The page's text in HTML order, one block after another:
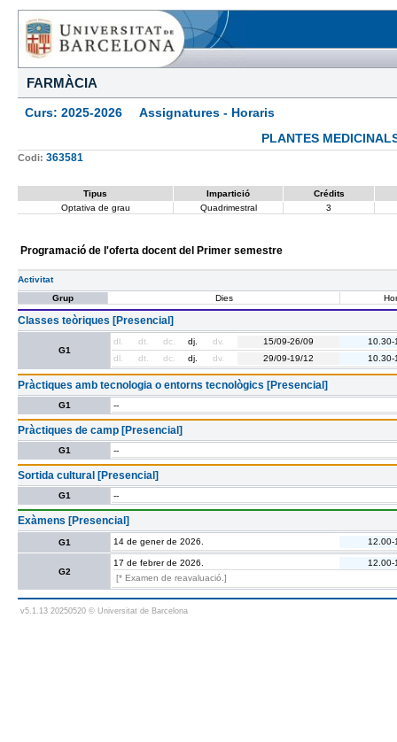
FARMÀCIA
Curs: 2025-2026 Assignatures - Horaris
PLANTES
Codi: 363581
Tipus Impartició
Crédits
Optativa de grau
Quadrimestral 3
Programació de l'oferta docent del Primer semestre
Activitat
Grup
Dies
Classes teòriques [Presencial]
G1
dl. dt. dc. dj. dv. 15/09-26/09
10.30-
dl.
dt. dc. dj. dv. 29/09-19/12 10.30-
Pràctiques amb tecnologia o entorns tecnològics [Presencial]
G1 --
Pràctiques de camp [Presencial]
G1 --
Sortida cultural [Presencial]
G1 --
Exàmens [Presencial]
G1 14 de gener de 2026. 12.00-
G2
17 de febrer de 2026.
12.00-
[* Examen de reavaluació.]
v5.1.13 20250520 © Universitat de Barcelona